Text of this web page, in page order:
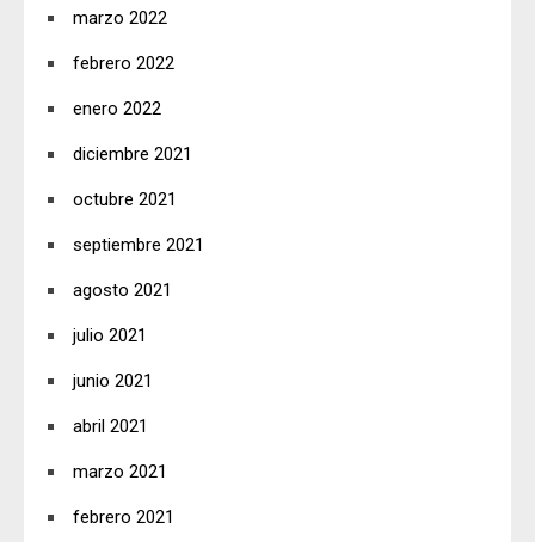
marzo 2022
febrero 2022
enero 2022
diciembre 2021
octubre 2021
septiembre 2021
agosto 2021
julio 2021
junio 2021
abril 2021
marzo 2021
febrero 2021